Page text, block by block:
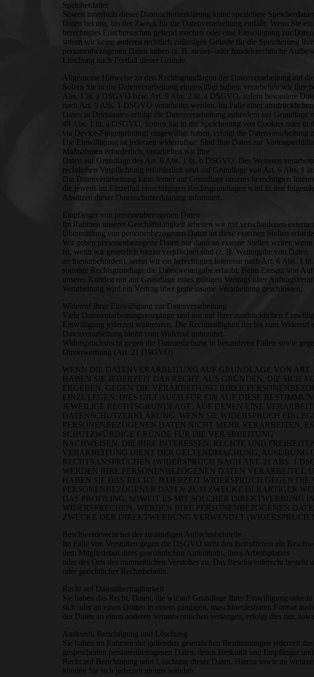
Speicherdauer
Soweit innerhalb dieser Datenschutzerklärung keine speziellere
Daten bei uns, bis der Zweck für die Datenverarbeitung entfällt. Wenn Sie ein
berechtigtes Löschersuchen geltend machen oder eine Einwilligung zur
sofern wir keine anderen rechtlich zulässigen Gründe für die Speicherung
personenbezogenen Daten haben (z. B. steuer- oder handelsrechtliche
Löschung nach Fortfall dieser Gründe.
Allgemeine Hinweise zu den Rechtsgrundlagen der Datenverarbeitung auf
Sofern Sie in die Datenverarbeitung eingewilligt haben, verarbeiten wir Ihre
Abs. 1 lit. a DSGVO bzw. Art. 9 Abs. 2 lit. a DSGVO, sofern besondere
nach Art. 9 Abs. 1 DSGVO verarbeitet werden. Im Falle einer
Daten in Drittstaaten erfolgt die Datenverarbeitung außerdem auf Grundlage
49 Abs. 1 lit. a DSGVO. Sofern Sie in die Speicherung von Cookies oder in
via Device-Fingerprinting) eingewilligt haben, erfolgt die Datenverarbeitung
Die Einwilligung ist jederzeit widerrufbar. Sind Ihre Daten zur
Maßnahmen erforderlich, verarbeiten wir Ihre
Daten auf Grundlage des Art. 6 Abs. 1 lit. b DSGVO. Des Weiteren
rechtlichen Verpflichtung erforderlich sind auf Grundlage von Art. 6 Abs. 1
Die Datenverarbeitung kann ferner auf Grundlage unseres berechtigten
die jeweils im Einzelfall einschlägigen Rechtsgrundlagen wird in den
Absätzen dieser Datenschutzerklärung informiert.
Empfänger von personenbezogenen Daten
Im Rahmen unserer Geschäftstätigkeit arbeiten wir mit verschiedenen
Übermittlung von personenbezogenen Daten an diese externen Stellen
Wir geben personenbezogene Daten nur dann an externe Stellen weiter,
ist, wenn wir gesetzlich hierzu verpflichtet sind (z. B. Weitergabe von Daten
an Steuerbehörden), wenn wir ein berechtigtes Interesse nach Art. 6 Abs. 1
sonstige Rechtsgrundlage die Datenweitergabe erlaubt. Beim Einsatz von
unserer Kunden nur auf Grundlage eines gültigen Vertrags über
Verarbeitung wird ein Vertrag über gemeinsame Verarbeitung geschlossen.
Widerruf Ihrer Einwilligung zur Datenverarbeitung
Viele Datenverarbeitungsvorgänge sind nur mit Ihrer ausdrücklichen
Einwilligung jederzeit widerrufen. Die Rechtmäßigkeit der bis zum Widerruf
Datenverarbeitung bleibt vom Widerruf unberührt.
Widerspruchsrecht gegen die Datenerhebung in besonderen Fällen sowie
Direktwerbung (Art. 21 DSGVO)
WENN DIE DATENVERARBEITUNG AUF GRUNDLAGE VON ART.
HABEN SIE JEDERZEIT DAS RECHT, AUS GRÜNDEN, DIE SICH
ERGEBEN, GEGEN DIE VERARBEITUNG IHRER
EINZULEGEN; DIES GILT AUCH FÜR EIN AUF DIESE
JEWEILIGE RECHTSGRUNDLAGE, AUF DENEN EINE
DATENSCHUTZERKLÄRUNG. WENN SIE WIDERSPRUCH
PERSONENBEZOGENEN DATEN NICHT MEHR VERARBEITEN,
SCHUTZWÜRDIGE GRÜNDE FÜR DIE VERARBEITUNG
NACHWEISEN, DIE IHRE INTERESSEN, RECHTE UND
VERARBEITUNG DIENT DER GELTENDMACHUNG, AUSÜBUNG
RECHTSANSPRÜCHEN (WIDERSPRUCH NACH ART. 21 ABS. 1
WERDEN IHRE PERSONENBEZOGENEN DATEN VERARBEITET,
HABEN SIE DAS RECHT, JEDERZEIT WIDERSPRUCH GEGEN
PERSONENBEZOGENER DATEN ZUM ZWECKE DERARTIGER
DAS PROFILING, SOWEIT ES MIT SOLCHER DIREKTWERBUNG
WIDERSPRECHEN, WERDEN IHRE PERSONENBEZOGENEN
ZWECKE DER DIREKTWERBUNG VERWENDET (WIDERSPRUCH
Beschwerderecht bei der zuständigen Aufsichtsbehörde
Im Falle von Verstößen gegen die DSGVO steht den Betroffenen ein
dem Mitgliedstaat ihres gewöhnlichen Aufenthalts, ihres Arbeitsplatzes
oder des Orts des mutmaßlichen Verstoßes zu. Das Beschwerderecht
oder gerichtlicher Rechtsbehelfe.
Recht auf Datenübertragbarkeit
Sie haben das Recht, Daten, die wir auf Grundlage Ihrer Einwilligung oder
sich oder an einen Dritten in einem gängigen, maschinenlesbaren Format
der Daten an einen anderen Verantwortlichen verlangen, erfolgt dies nur,
Auskunft, Berichtigung und Löschung
Sie haben im Rahmen der geltenden gesetzlichen Bestimmungen jederzeit
gespeicherten personenbezogenen Daten, deren Herkunft und Empfänger
Recht auf Berichtigung oder Löschung dieser Daten. Hierzu sowie zu
können Sie sich jederzeit an uns wenden.